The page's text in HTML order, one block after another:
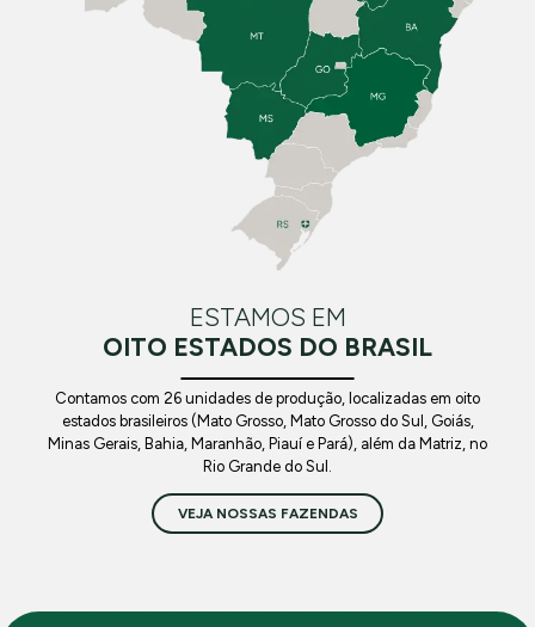
ESTAMOS EM
OITO ESTADOS DO BRASIL
Contamos com 26 unidades de produção, localizadas em oito
estados brasileiros (Mato Grosso, Mato Grosso do Sul, Goiás,
Minas Gerais, Bahia, Maranhão, Piauí e Pará), além da Matriz, no
Rio Grande do Sul.
VEJA NOSSAS FAZENDAS